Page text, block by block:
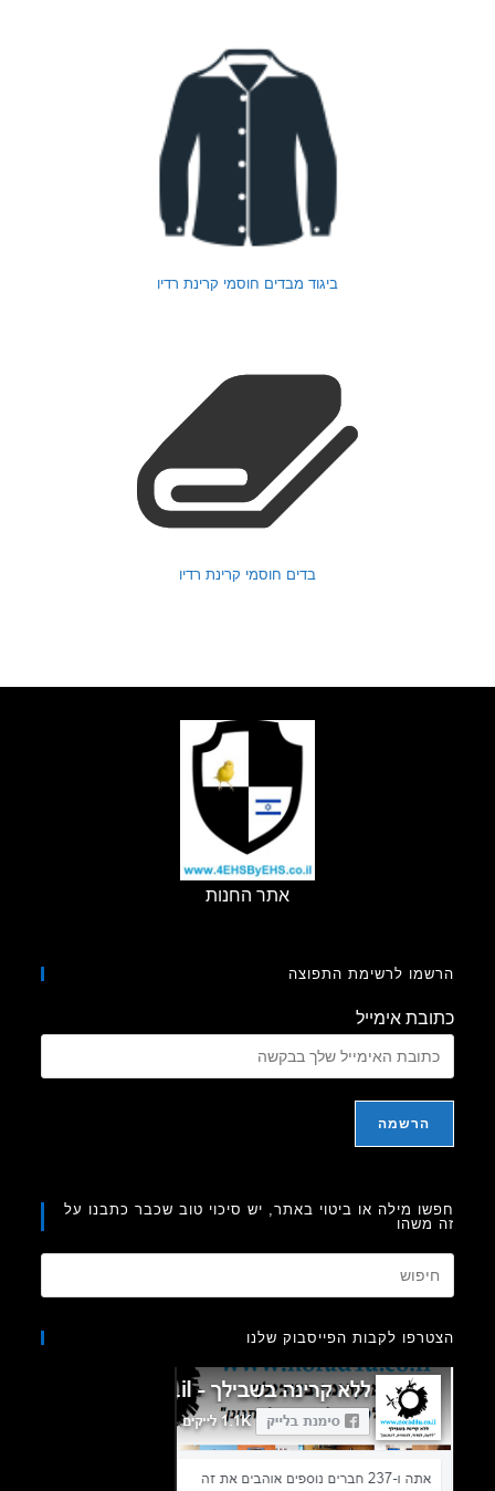
ביגוד מבדים חוסמי קרינת רדיו
בדים חוסמי קרינת רדיו
אתר החנות
לרשימת התפוצה
אימייל
מילה או ביטוי באתר, יש סיכוי טוב שכבר כתבנו על
Escape
לקבות הפייסבוק שלנו